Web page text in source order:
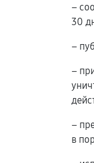
–
30
–
–
–
в